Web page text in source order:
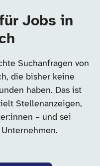
Jobs in
Suchanfragen von
die bisher keine
haben. Das ist
Stellenanzeigen,
– und sei